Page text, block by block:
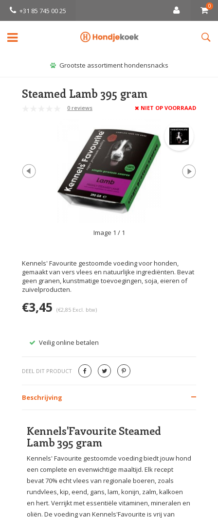
+31 85 745 00 25
0
Grootste assortiment hondensnacks
Steamed Lamb 395 gram
0 reviews NIET OP VOORRAAD
Image 1 / 1
Kennels' Favourite gestoomde voeding voor honden,
gemaakt van vers vlees en natuurlijke ingrediënten. Bevat
geen granen, kunstmatige toevoegingen, soja, eieren of
zuivelproducten.
€3,45 (€2,85 Excl. btw)
Veilig online betalen
DEEL DIT PRODUCT
Beschrijving
Kennels'Favourite Steamed
Lamb 395 gram
Kennels' Favourite gestoomde voeding biedt jouw hond
een complete en evenwichtige maaltijd. Elk recept
bevat 70% echt vlees van regionale boeren, zoals
rundvlees, kip, eend, gans, lam, konijn, zalm, kalkoen
en hert. Verrijkt met essentiële vitaminen, mineralen en
oliën. De voeding van Kennels'Favourite is vrij van